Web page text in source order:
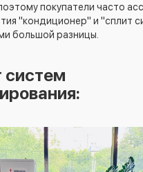
покупатели часто
"кондиционер" и "сплит
большой разницы.
систем